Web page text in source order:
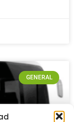
GENERAL